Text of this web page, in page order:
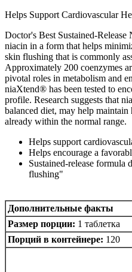
Helps Support Cardiovascular
Doctor's Best Sustained-
niacin in a form that helps
skin flushing that is commonly
Approximately 200 coenzymes
pivotal roles in metabolism and
niaXtend® has been tested to
profile. Research suggests that
balanced diet, may help
already within the normal range.
Helps support
Helps encourage a
Sustained-release formula
flushing"
Дополнительные факты
Размер порции: 1 таблетка
Порций в контейнере: 120